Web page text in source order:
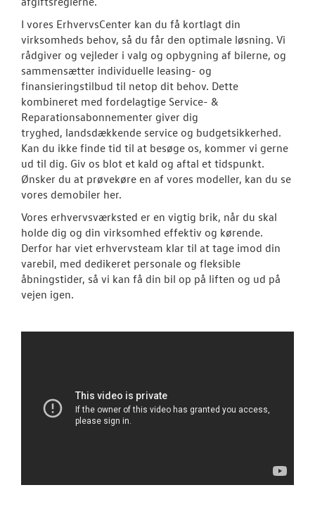
SKADECENTER
NYHEDER
OM OS
JOB OG
I vores ErhvervsCenter kan du få kortlagt din
virksomheds behov, så du får den optimale løsning. Vi
rådgiver og vejleder i valg og opbygning af bilerne, og
sammensætter individuelle leasing- og
finansieringstilbud til netop dit behov. Dette
kombineret med fordelagtige Service- &
Reparationsabonnementer giver dig
tryghed, landsdækkende service og budgetsikkerhed.
Kan du ikke finde tid til at besøge os, kommer vi gerne
ud til dig. Giv os blot et kald og aftal et tidspunkt.
Ønsker du at prøvekøre en af vores modeller, kan du se
vores demobiler her.
Vores erhvervsværksted er en vigtig brik, når du skal
holde dig og din virksomhed effektiv og kørende.
Derfor har viet erhvervsteam klar til at tage imod din
varebil, med dedikeret personale og fleksible
åbningstider, så vi kan få din bil op på liften og ud på
vejen igen.